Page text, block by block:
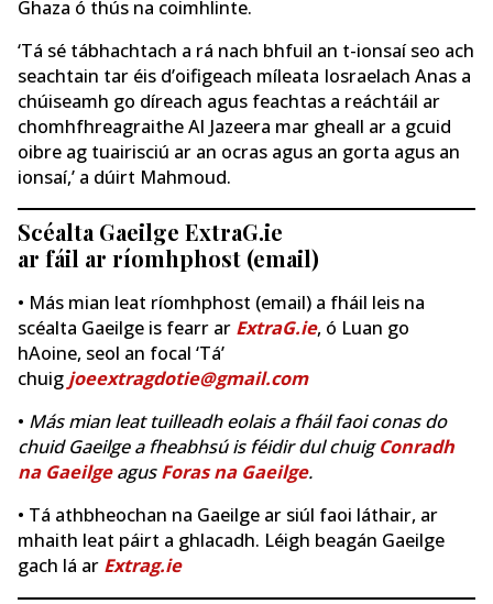
Ghaza ó thús na coimhlinte.
‘Tá sé tábhachtach a rá nach bhfuil an t-ionsaí seo ach
seachtain tar éis d’oifigeach míleata Iosraelach Anas a
chúiseamh go díreach agus feachtas a reáchtáil ar
chomhfhreagraithe Al Jazeera mar gheall ar a gcuid
oibre ag tuairisciú ar an ocras agus an gorta agus an
ionsaí,’ a dúirt Mahmoud.
Scéalta Gaeilge ExtraG.ie
ar fáil ar ríomhphost (email)
• Más mian leat ríomhphost (email) a fháil leis na
scéalta Gaeilge is fearr ar ExtraG.ie, ó Luan go
hAoine, seol an focal ‘Tá’
chuig joeextragdotie@gmail.com
• Más mian leat tuilleadh eolais a fháil faoi conas do
chuid Gaeilge a fheabhsú is féidir dul chuigConradh
na GaeilgeagusForas na Gaeilge.
• Tá athbheochan na Gaeilge ar siúl faoi láthair, ar
mhaith leat páirt a ghlacadh. Léigh beagán Gaeilge
gach lá ar Extrag.ie